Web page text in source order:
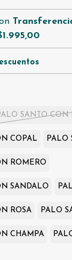
SANTO CON
COPAL PALO
ROMERO
SANDALO
ROSA PALO
CHAMPA